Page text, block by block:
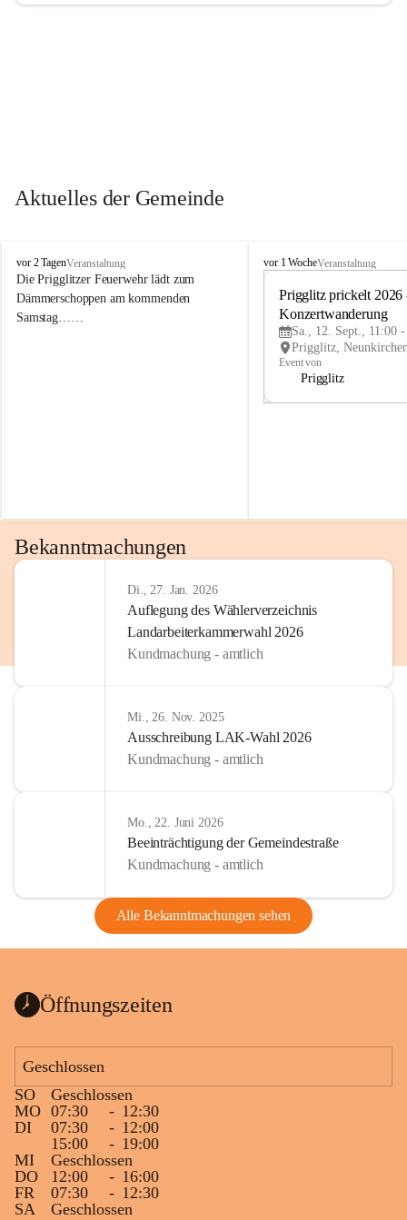
Aktuelles der Gemeinde
P
r
i
g
vor 2 TagenVeranstaltung
Die Prigglitzer Feuerwehr lädt zum
Dämmerschoppen am kommenden
Samstag……
P
vor 1 WocheVeranstaltung
Prigglitz prickelt 2026
Konzertwanderung
Sa., 12. Sept., 11:00
Event von
Prigglitz
Bekanntmachungen
Di., 27. Jan. 2026
Auflegung des Wählerverzeichnis
Landarbeiterkammerwahl 2026
Kundmachung - amtlich
Mi., 26. Nov. 2025
Ausschreibung LAK-Wahl 2026
Kundmachung - amtlich
Mo., 22. Juni 2026
Beeinträchtigung der Gemeindestraße
Kundmachung - amtlich
Alle Bekanntmachungen sehen
Öffnungszeiten
Geschlossen
SO
Geschlossen
MO 07:30 - 12:30
DI
07:30 - 12:00
15:00
- 19:00
MI
Geschlossen
DO
12:00 - 16:00
FR
07:30 - 12:30
SA
Geschlossen